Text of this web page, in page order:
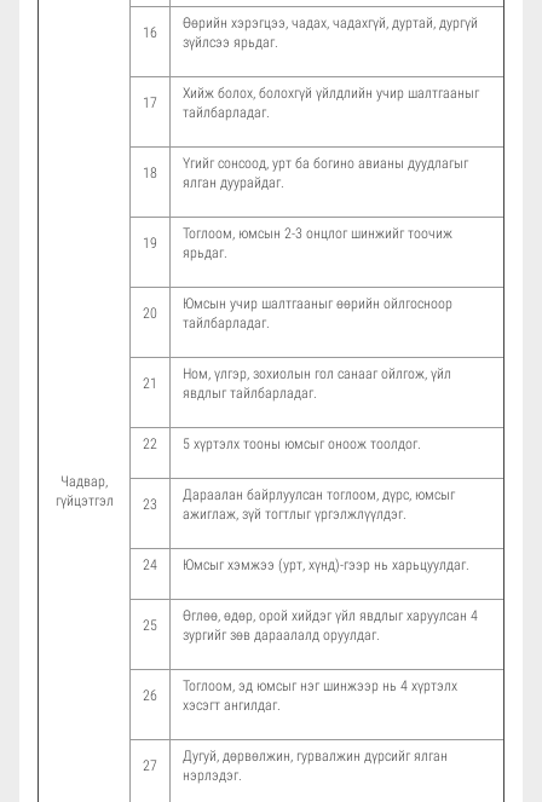
Чадвар,
гүйцэтгэл
16
Өөрийн хэрэгцээ, чадах, чадахгүй, дуртай, дургүй
зүйлсээ ярьдаг.
17
Хийж болох, болохгүй үйлдлийн учир шалтгааныг
тайлбарладаг.
18
Үгийг сонсоод, урт ба богино авианы дуудлагыг
ялган дуурайдаг.
19
Тоглоом, юмсын 2-3 онцлог шинжийг тоочиж
ярьдаг.
20
Юмсын учир шалтгааныг өөрийн ойлгосноор
тайлбарладаг.
21
Ном, үлгэр, зохиолын гол санааг ойлгож, үйл
явдлыг тайлбарладаг.
22 5 хүртэлх тооны юмсыг оноож тоолдог.
23
Дараалан байрлуулсан тоглоом, дүрс, юмсыг
ажиглаж, зүй тогтлыг үргэлжлүүлдэг.
24 Юмсыг хэмжээ (урт, хүнд)-гээр нь харьцуулдаг.
25
Өглөө, өдөр, орой хийдэг үйл явдлыг харуулсан 4
зургийг зөв дараалалд оруулдаг.
26
Тоглоом, эд юмсыг нэг шинжээр нь 4 хүртэлх
хэсэгт ангилдаг.
27
Дугуй, дөрвөлжин, гурвалжин дүрсийг ялган
нэрлэдэг.